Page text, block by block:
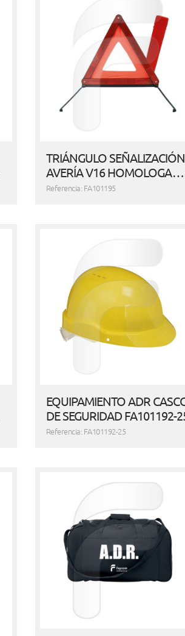
TRIÁNGULO SEÑALIZACIÓN
AVERÍA V16 HOMOLOGA…
Referencia: FA101195
EQUIPAMIENTO ADR
DE SEGURIDAD FA101192-
Referencia: FA101192-25